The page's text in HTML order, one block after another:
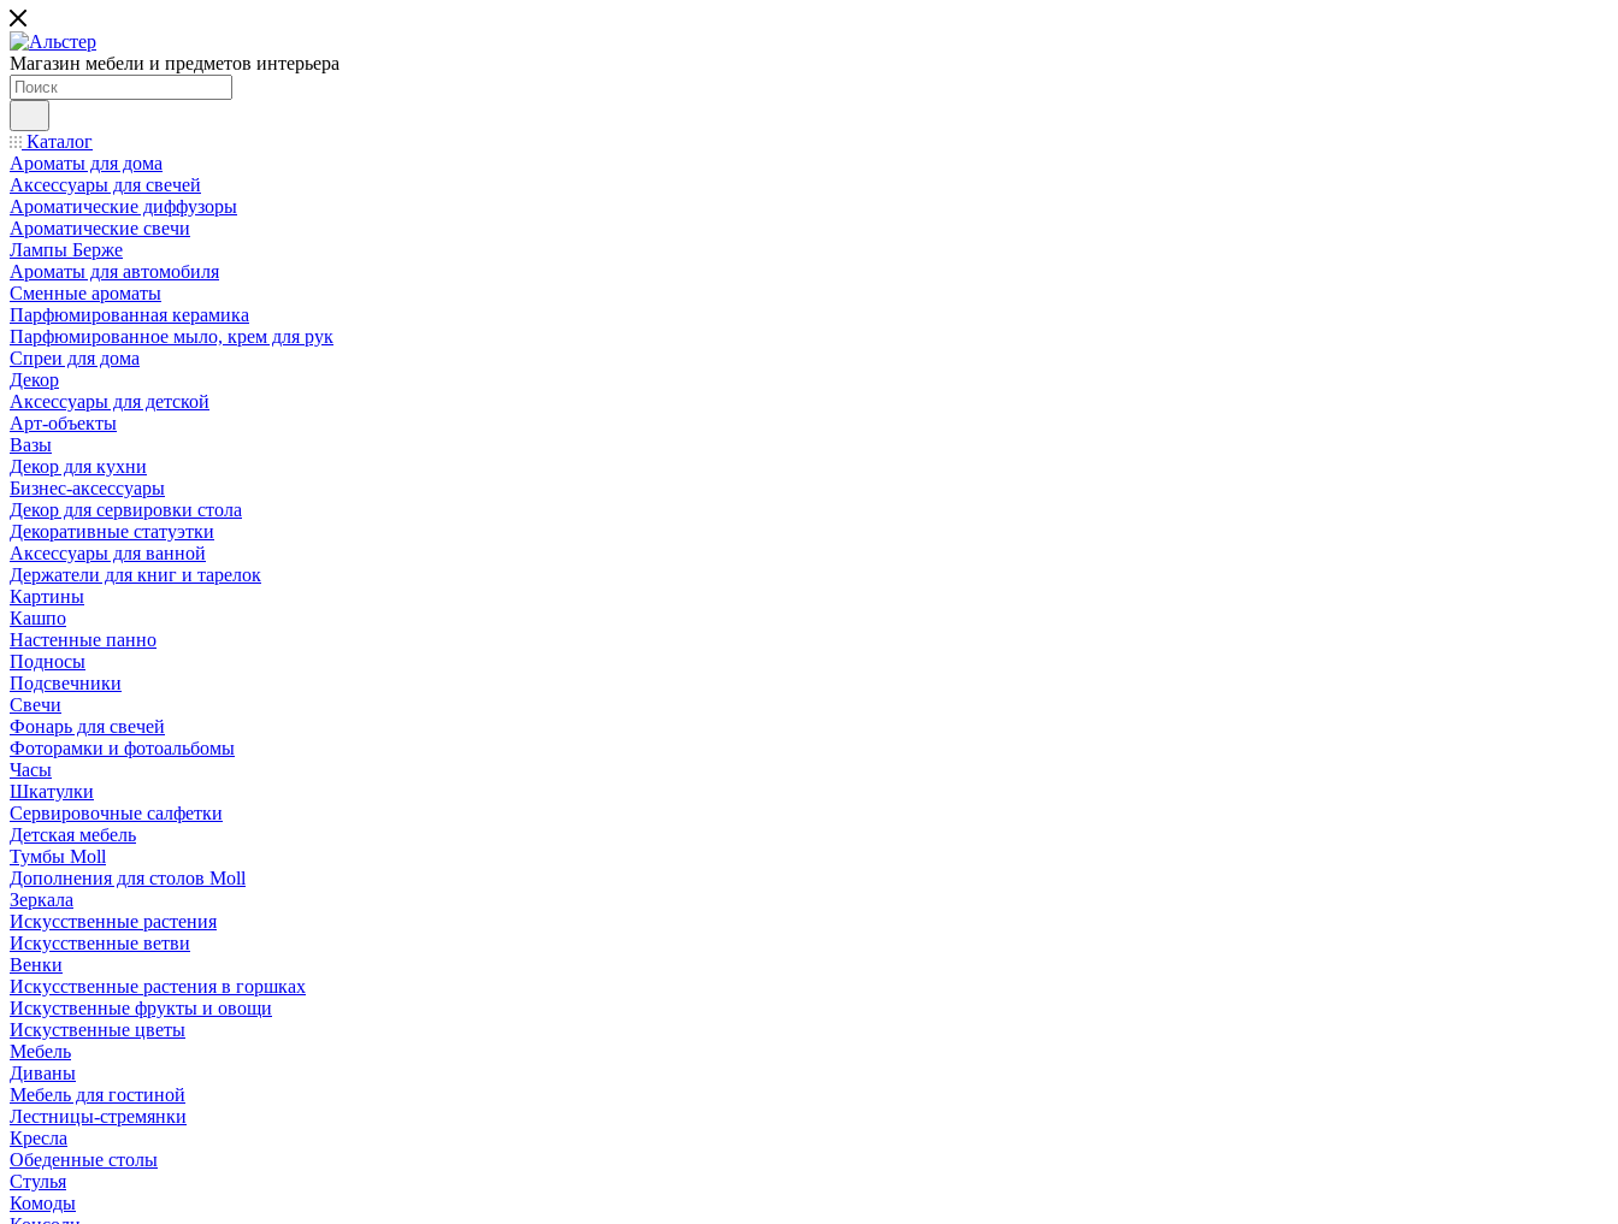
Магазин мебели и предметов интерьера
Каталог
Ароматы для дома
Аксессуары для свечей
Ароматические диффузоры
Ароматические свечи
Лампы Берже
Ароматы для автомобиля
Сменные ароматы
Парфюмированная керамика
Парфюмированное мыло, крем для рук
Спреи для дома
Декор
Аксессуары для детской
Арт-объекты
Вазы
Декор для кухни
Бизнес-аксессуары
Декор для сервировки стола
Декоративные статуэтки
Аксессуары для ванной
Держатели для книг и тарелок
Картины
Кашпо
Настенные панно
Подносы
Подсвечники
Свечи
Фонарь для свечей
Фоторамки и фотоальбомы
Часы
Шкатулки
Сервировочные салфетки
Детская мебель
Тумбы Moll
Дополнения для столов Moll
Зеркала
Искусственные растения
Искусственные ветви
Венки
Искусственные растения в горшках
Искуственные фрукты и овощи
Искуственные цветы
Мебель
Диваны
Мебель для гостиной
Лестницы-стремянки
Кресла
Обеденные столы
Стулья
Комоды